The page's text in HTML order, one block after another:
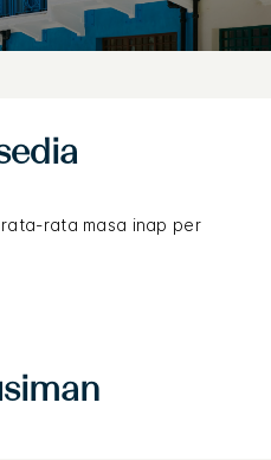
rata masa inap per